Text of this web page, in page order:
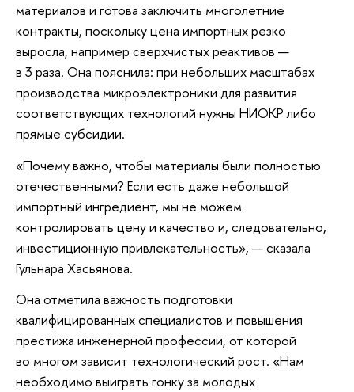
материалов и готова заключить многолетние
контракты, поскольку цена импортных резко
выросла, например сверхчистых реактивов —
в 3 раза. Она пояснила: при небольших масштабах
производства микроэлектроники для развития
соответствующих технологий нужны НИОКР либо
прямые субсидии.
«Почему важно, чтобы материалы были полностью
отечественными? Если есть даже небольшой
импортный ингредиент, мы не можем
контролировать цену и качество и, следовательно,
инвестиционную привлекательность», — сказала
Гульнара Хасьянова.
Она отметила важность подготовки
квалифицированных специалистов и повышения
престижа инженерной профессии, от которой
во многом зависит технологический рост. «Нам
необходимо выиграть гонку за молодых